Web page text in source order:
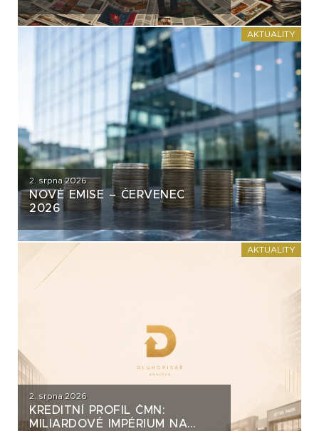
AKTUALITY
2. srpna 2026
NOVÉ EMISE – ČERVENEC
2026
AKTUALITY
2. srpna 2026
KREDITNÍ PROFIL ČMN:
MILIARDOVÉ IMPÉRIUM NA